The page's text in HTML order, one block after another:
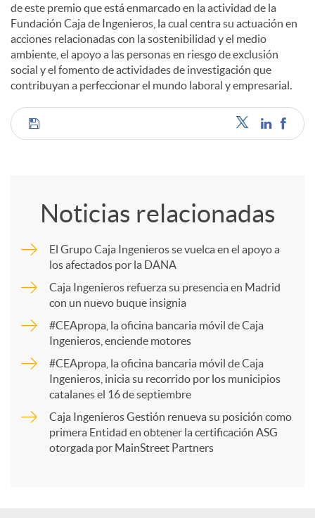
de este premio que está enmarcado en la actividad de la
Fundación Caja de Ingenieros, la cual centra su actuación en
acciones relacionadas con la sostenibilidad y el medio
ambiente, el apoyo a las personas en riesgo de exclusión
social y el fomento de actividades de investigación que
contribuyan a perfeccionar el mundo laboral y empresarial.
C
p
a
r
t
Noticias relacionadas
El Grupo Caja Ingenieros se vuelca en el apoyo a
los afectados por la DANA
Caja Ingenieros refuerza su presencia en Madrid
con un nuevo buque insignia
#CEApropa, la oficina bancaria móvil de Caja
Ingenieros, enciende motores
#CEApropa, la oficina bancaria móvil de Caja
Ingenieros, inicia su recorrido por los municipios
catalanes el 16 de septiembre
Caja Ingenieros Gestión renueva su posición como
primera Entidad en obtener la certificación ASG
otorgada por MainStreet Partners